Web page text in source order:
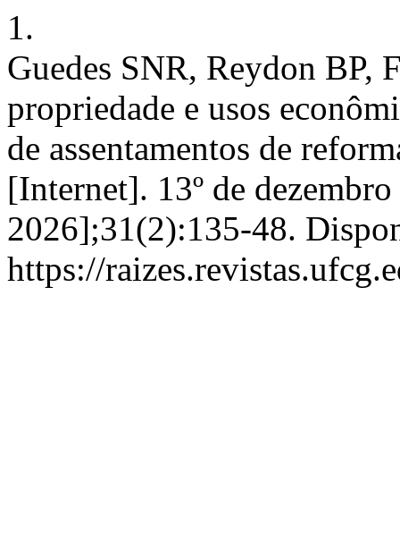
1.
Guedes SNR, Reydon BP,
propriedade e usos
de assentamentos de
[Internet]. 13º de
2026];31(2):135-48.
https://